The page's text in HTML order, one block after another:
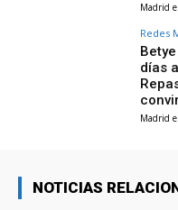
Madrid
Redes
días
Madrid
NOTICIAS